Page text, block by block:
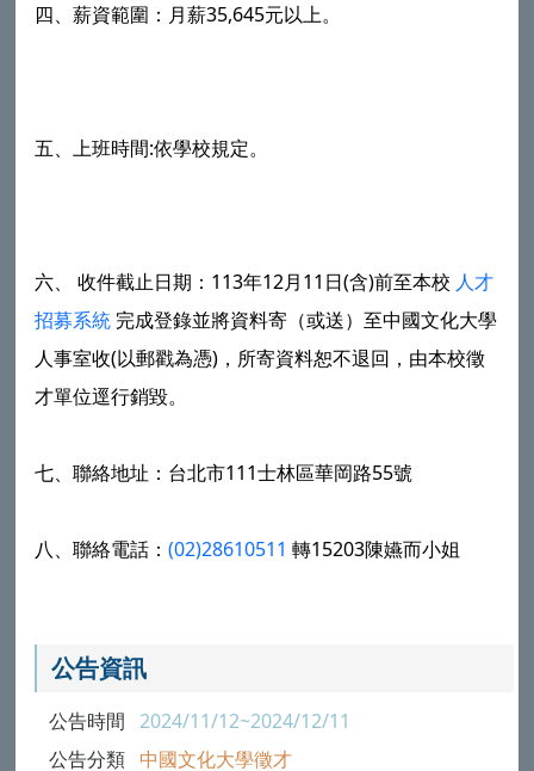
四、薪資範圍：月薪35,645元以上。
五、上班時間:依學校規定。
六、 收件截止日期：113年12月11日(含)前至本校 人才
招募系統 完成登錄並將資料寄（或送）至中國文化大學
人事室收(以郵戳為憑)，所寄資料恕不退回，由本校徵
才單位逕行銷毀。
七、聯絡地址：台北市111士林區華岡路55號
八、聯絡電話：(02)28610511 轉15203陳嬿而小姐
公告資訊
公告時間 2024/11/12~2024/12/11
公告分類 中國文化大學徵才